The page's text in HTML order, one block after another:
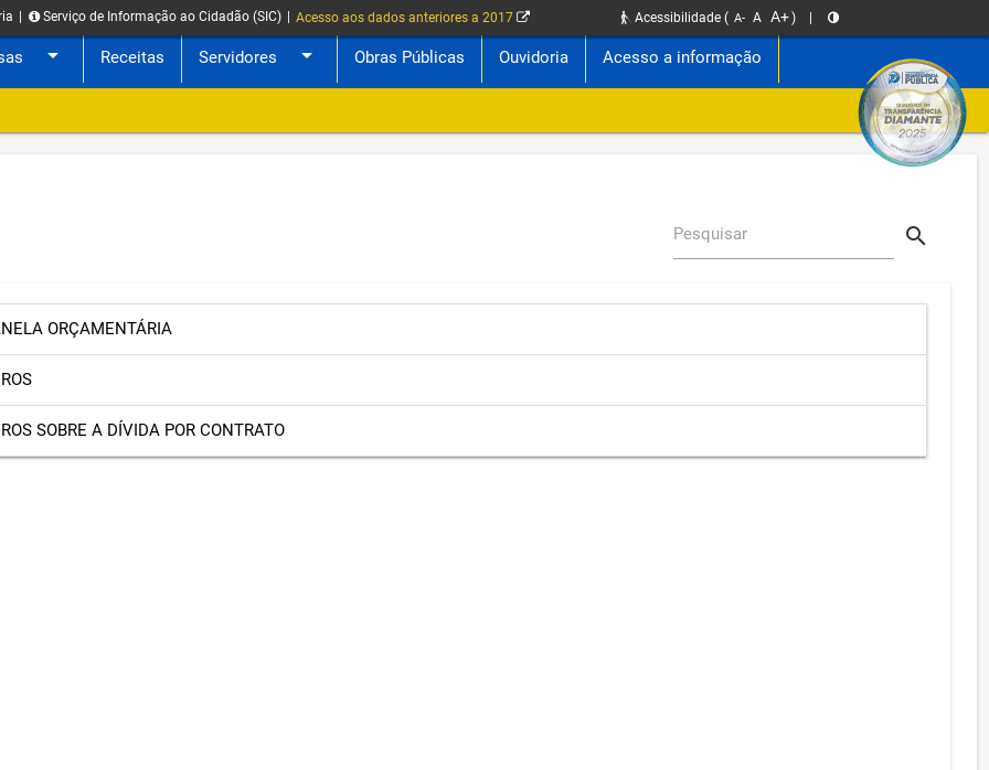
Serviço de Informação ao Cidadão (SIC) Acesso aos dados anteriores a 2017 Acessibilidade ( A- A A+)
arrow_drop_down Receitas Servidores arrow_drop_down Obras Públicas Ouvidoria Acesso a informação
search
Pesquisar
ORÇAMENTÁRIA
SOBRE A DÍVIDA POR CONTRATO